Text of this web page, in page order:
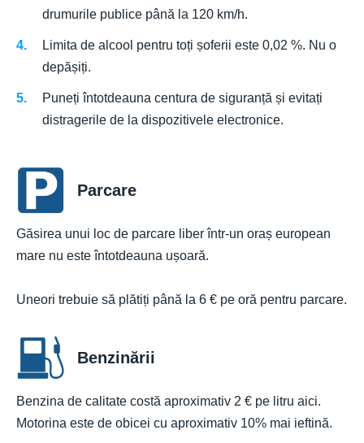
drumurile publice până la 120 km/h.
Limita de alcool pentru toți șoferii este 0,02 %. Nu o
depășiți.
Puneți întotdeauna centura de siguranță și evitați
distragerile de la dispozitivele electronice.
Parcare
Găsirea unui loc de parcare liber într-un oraș european
mare nu este întotdeauna ușoară.
Uneori trebuie să plătiți până la 6 € pe oră pentru parcare.
Benzinării
Benzina de calitate costă aproximativ 2 € pe litru aici.
Motorina este de obicei cu aproximativ 10% mai ieftină.